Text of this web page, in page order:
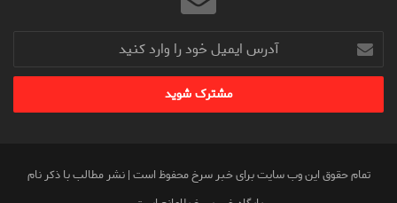
آدرس
ایمیل
خود
وارد
تمام حقوق این وب سایت برای خبر سرخ محفوظ است | نشر مطالب با ذکر نام